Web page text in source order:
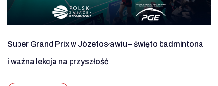
Super Grand Prix w Józefosławiu – święto badmintona
i ważna lekcja na przyszłość